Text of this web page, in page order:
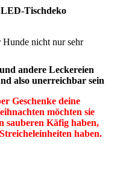
Tischdeko
Hunde nicht nur sehr
andere Leckereien
also unerreichbar sein
Geschenke deine
möchten sie
sauberen Käfig haben,
haben.